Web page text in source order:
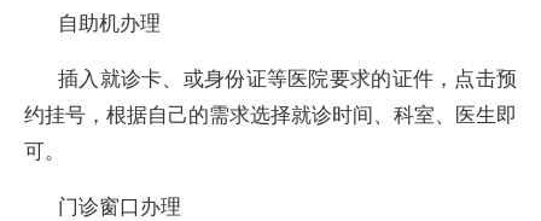
自助机办理
插入就诊卡、或身份证等医院要求的证件，点击预
约挂号，根据自己的需求选择就诊时间、科室、医生即
可。
门诊窗口办理